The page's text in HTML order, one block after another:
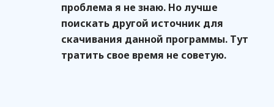
проблема я не знаю. Но лучше
поискать другой источник для
скачивания данной программы. Тут
тратить свое время не советую.